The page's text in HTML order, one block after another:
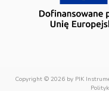
Copyright © 2026 by PIK